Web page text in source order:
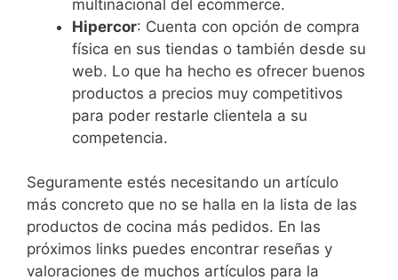
multinacional del ecommerce.
Hipercor: Cuenta con opción de compra
física en sus tiendas o también desde su
web. Lo que ha hecho es ofrecer buenos
productos a precios muy competitivos
para poder restarle clientela a su
competencia.
Seguramente estés necesitando un artículo
más concreto que no se halla en la lista de las
productos de cocina más pedidos. En las
próximos links puedes encontrar reseñas y
valoraciones de muchos artículos para la